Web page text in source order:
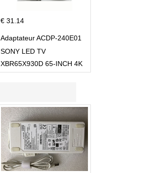
€ 31.14
Adaptateur ACDP-240E01
SONY LED TV
XBR65X930D 65-INCH 4K